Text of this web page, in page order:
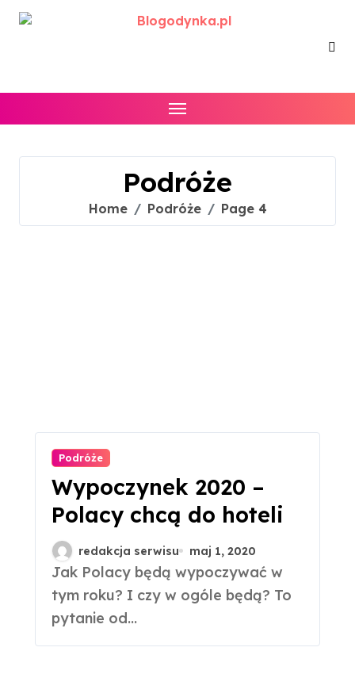
Skip
Podróże
Home Podróże Page 4
Podróże
Wypoczynek 2020 –
Polacy chcą do hoteli
redakcja serwisu maj 1, 2020
Jak Polacy będą wypoczywać w
tym roku? I czy w ogóle będą? To
pytanie od...